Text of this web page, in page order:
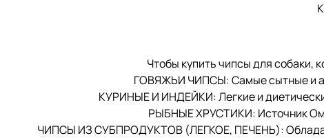
Чтобы купить чипсы для собаки,
ГОВЯЖЬИ ЧИПСЫ: Самые сытные и
КУРИНЫЕ И ИНДЕЙКИ: Легкие и
РЫБНЫЕ ХРУСТИКИ: Источник
ЧИПСЫ ИЗ СУБПРОДУКТОВ (ЛЕГКОЕ, ПЕЧЕНЬ):